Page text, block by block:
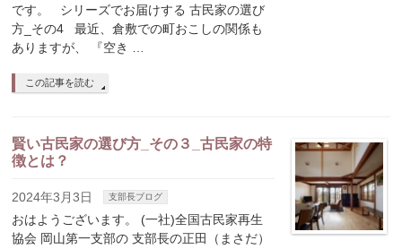
です。 シリーズでお届けする 古民家の選び
方_その4 最近、倉敷での町おこしの関係も
ありますが、 『空き …
この記事を読む
賢い古民家の選び方_その３_古民家の特
徴とは？
2024年3月3日 支部長ブログ
おはようございます。 (一社)全国古民家再生
協会 岡山第一支部の 支部長の正田（まさだ）